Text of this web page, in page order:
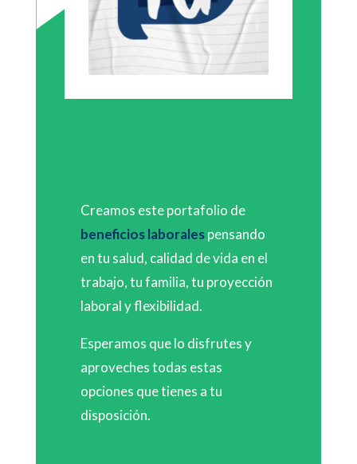
Creamos este portafolio de
beneficios laboralespensando
en tu salud, calidad de vida en el
trabajo, tu familia, tu proyección
laboral y flexibilidad.
Esperamos que lo disfrutes y
aproveches todas estas
opciones que tienes a tu
disposición.